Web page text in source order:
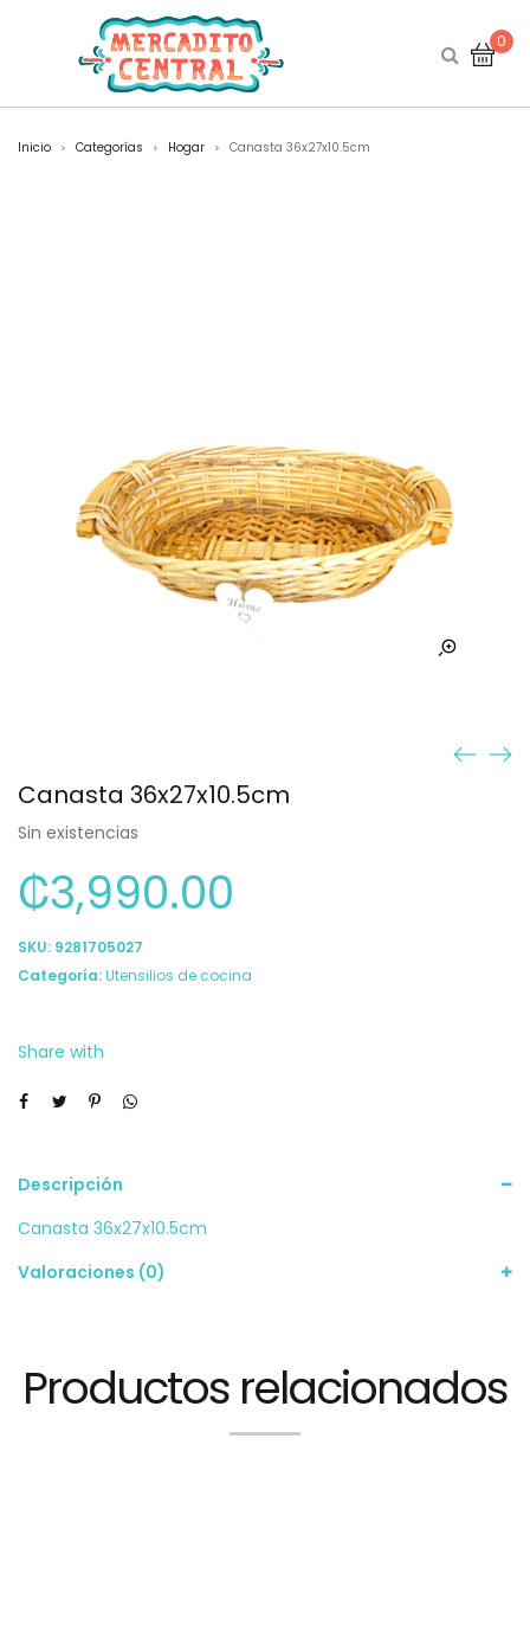
0
Inicio > Categorías > Hogar > Canasta 36x27x10.5cm
Canasta 36x27x10.5cm
Sin existencias
₡3,990.00
SKU: 9281705027
Categoría:Utensilios de cocina
Share with
Descripción
Canasta 36x27x10.5cm
Valoraciones (0)
Productos relacionados